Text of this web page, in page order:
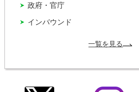
インバウンド
政府・官庁
一覧を見る